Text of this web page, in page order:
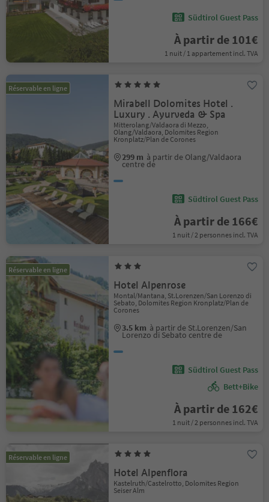
Südtirol Guest Pass
À partir de 101€
1 nuit / 1 appartement incl. TVA
Réservable en ligne
Mirabell Dolomites Hotel .
Luxury . Ayurveda & Spa
Mitterolang/Valdaora di Mezzo,
Olang/Valdaora, Dolomites Region
Kronplatz/Plan de Corones
299 m à partir de Olang/Valdaora
centre de
Südtirol Guest Pass
À partir de 166€
1 nuit / 2 personnes incl. TVA
Réservable en ligne
Hotel Alpenrose
Montal/Mantana, St.Lorenzen/San Lorenzo di
Sebato, Dolomites Region Kronplatz/Plan de
Corones
3.5 km à partir de St.Lorenzen/San
Lorenzo di Sebato centre de
Südtirol Guest Pass
Bett+Bike
À partir de 162€
1 nuit / 2 personnes incl. TVA
Réservable en ligne
Hotel Alpenflora
Kastelruth/Castelrotto, Dolomites Region
Seiser Alm